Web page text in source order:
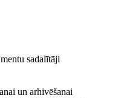
sadalītāji
un arhivēšanai